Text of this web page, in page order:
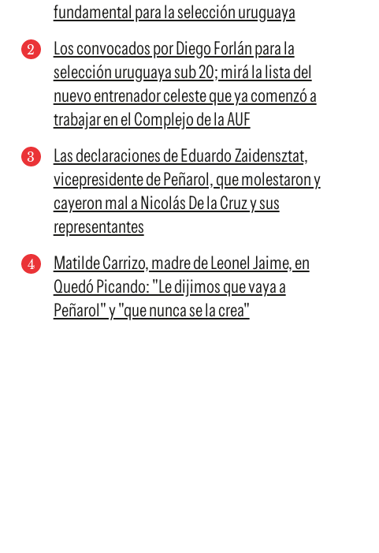
fundamental para la selección uruguaya
Los convocados por Diego Forlán para la
selección uruguaya sub 20; mirá la lista del
nuevo entrenador celeste que ya comenzó a
trabajar en el Complejo de la AUF
Las declaraciones de Eduardo Zaidensztat,
vicepresidente de Peñarol, que molestaron y
cayeron mal a Nicolás De la Cruz y sus
representantes
Matilde Carrizo, madre de Leonel Jaime, en
Quedó Picando: "Le dijimos que vaya a
Peñarol" y "que nunca se la crea"